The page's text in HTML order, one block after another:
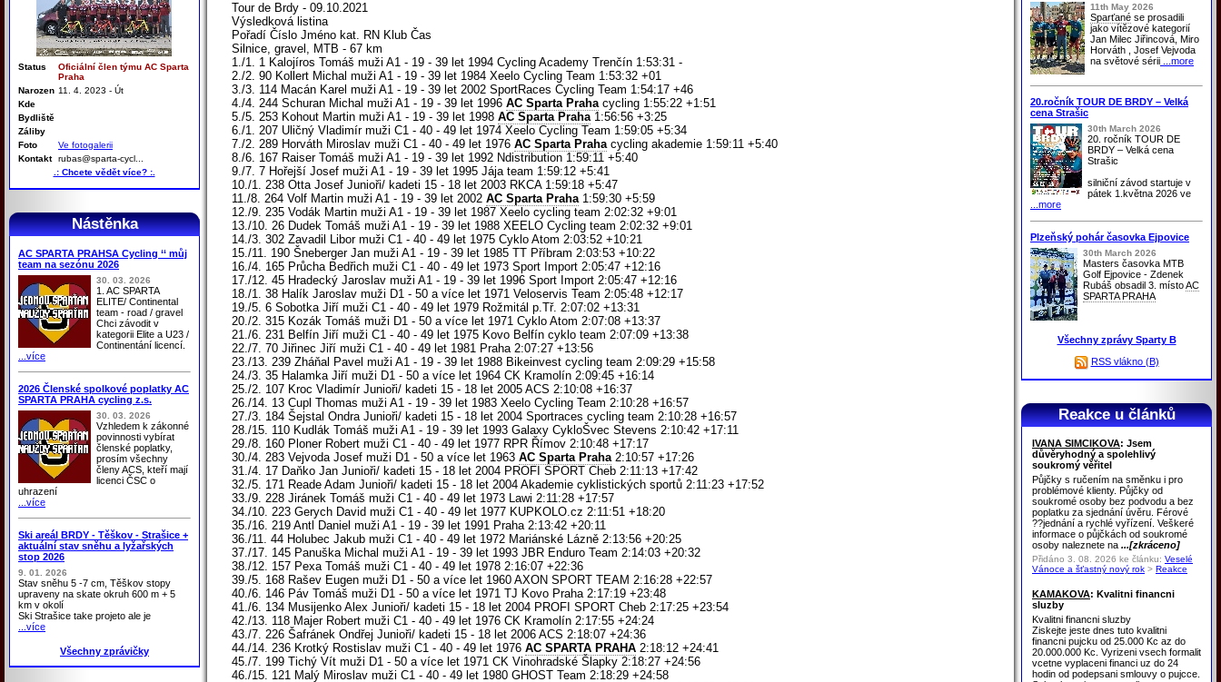
Status
Oficiální člen týmu AC Sparta
Praha
Narozen 11. 4. 2023 - Út
Kde
Bydliště
Záliby
Foto
Ve fotogalerii
Kontakt rubas@sparta-cycl...
.: Chcete vědět více? :.
Nástěnka
AC SPARTA PRAHSA Cycling ‘‘ můj
team na sezónu 2026
30. 03. 2026
1. AC SPARTA
ELITE/ Continental
team - road / gravel
Chci závodit v
kategorii Elite a U23 /
Continentání licencí.
...více
2026 Členské spolkové poplatky AC
SPARTA PRAHA cycling z.s.
30. 03. 2026
Vzhledem k zákonné
povinnosti vybírat
členské poplatky,
prosím všechny
členy ACS, kteří mají
licenci ČSC o
uhrazení
...více
Ski areál BRDY - Těškov - Strašice +
aktuální stav sněhu a lyžařských
stop 2026
9. 01. 2026
Stav sněhu 5 -7 cm, Těškov stopy
upraveny na skate okruh 600 m + 5
km v okolí
Ski Strašice take projeto ale je
...více
Všechny zprávičky
Tour de Brdy - 09.10.2021
Výsledková listina
Pořadí Číslo Jméno kat. RN Klub Čas
Silnice, gravel, MTB - 67 km
1./1. 1 Kalojíros Tomáš muži A1 - 19 - 39 let 1994 Cycling Academy Trenčín 1:53:31 -
2./2. 90 Kollert Michal muži A1 - 19 - 39 let 1984 Xeelo Cycling Team 1:53:32 +01
3./3. 114 Macán Karel muži A1 - 19 - 39 let 2002 SportRaces Cycling Team 1:54:17 +46
4./4. 244 Schuran Michal muži A1 - 19 - 39 let 1996 AC Sparta Prahacycling 1:55:22 +1:51
5./5. 253 Kohout Martin muži A1 - 19 - 39 let 1998 AC Sparta Praha1:56:56 +3:25
6./1. 207 Uličný Vladimír muži C1 - 40 - 49 let 1974 Xeelo Cycling Team 1:59:05 +5:34
7./2. 289 Horváth Miroslav muži C1 - 40 - 49 let 1976 AC Sparta Prahacycling akademie 1:59:11 +5:40
8./6. 167 Raiser Tomáš muži A1 - 19 - 39 let 1992 Ndistribution 1:59:11 +5:40
9./7. 7 Hořejší Josef muži A1 - 19 - 39 let 1995 Jája team 1:59:12 +5:41
10./1. 238 Otta Josef Junioři/ kadeti 15 - 18 let 2003 RKCA 1:59:18 +5:47
11./8. 264 Volf Martin muži A1 - 19 - 39 let 2002 AC Sparta Praha1:59:30 +5:59
12./9. 235 Vodák Martin muži A1 - 19 - 39 let 1987 Xeelo cycling team 2:02:32 +9:01
13./10. 26 Dudek Tomáš muži A1 - 19 - 39 let 1988 XEELO Cycling team 2:02:32 +9:01
14./3. 302 Zavadil Libor muži C1 - 40 - 49 let 1975 Cyklo Atom 2:03:52 +10:21
15./11. 190 Šneberger Jan muži A1 - 19 - 39 let 1985 TT Příbram 2:03:53 +10:22
16./4. 165 Průcha Bedřich muži C1 - 40 - 49 let 1973 Sport Import 2:05:47 +12:16
17./12. 45 Hradecký Jaroslav muži A1 - 19 - 39 let 1996 Sport Import 2:05:47 +12:16
18./1. 38 Halík Jaroslav muži D1 - 50 a více let 1971 Veloservis Team 2:05:48 +12:17
19./5. 6 Sobotka Jiří muži C1 - 40 - 49 let 1979 Rožmitál p.Tř. 2:07:02 +13:31
20./2. 315 Kozák Tomáš muži D1 - 50 a více let 1971 Cyklo Atom 2:07:08 +13:37
21./6. 231 Belfín Jiří muži C1 - 40 - 49 let 1975 Kovo Belfín cyklo team 2:07:09 +13:38
22./7. 70 Jiřinec Jiří muži C1 - 40 - 49 let 1981 Praha 2:07:27 +13:56
23./13. 239 Zháňal Pavel muži A1 - 19 - 39 let 1988 Bikeinvest cycling team 2:09:29 +15:58
24./3. 35 Halamka Jiří muži D1 - 50 a více let 1964 CK Kramolín 2:09:45 +16:14
25./2. 107 Kroc Vladimír Junioři/ kadeti 15 - 18 let 2005 ACS 2:10:08 +16:37
26./14. 13 Cupl Thomas muži A1 - 19 - 39 let 1983 Xeelo Cycling Team 2:10:28 +16:57
27./3. 184 Šejstal Ondra Junioři/ kadeti 15 - 18 let 2004 Sportraces cycling team 2:10:28 +16:57
28./15. 110 Kudlák Tomáš muži A1 - 19 - 39 let 1993 Galaxy CykloŠvec Stevens 2:10:42 +17:11
29./8. 160 Ploner Robert muži C1 - 40 - 49 let 1977 RPR Římov 2:10:48 +17:17
30./4. 283 Vejvoda Josef muži D1 - 50 a více let 1963 AC Sparta Praha2:10:57 +17:26
31./4. 17 Daňko Jan Junioři/ kadeti 15 - 18 let 2004 PROFI SPORT Cheb 2:11:13 +17:42
32./5. 171 Reade Adam Junioři/ kadeti 15 - 18 let 2004 Akademie cyklistických sportů 2:11:23 +17:52
33./9. 228 Jiránek Tomáš muži C1 - 40 - 49 let 1973 Lawi 2:11:28 +17:57
34./10. 223 Gerych David muži C1 - 40 - 49 let 1977 KUPKOLO.cz 2:11:51 +18:20
35./16. 219 Antl Daniel muži A1 - 19 - 39 let 1991 Praha 2:13:42 +20:11
36./11. 44 Holubec Jakub muži C1 - 40 - 49 let 1972 Mariánské Lázně 2:13:56 +20:25
37./17. 145 Panuška Michal muži A1 - 19 - 39 let 1993 JBR Enduro Team 2:14:03 +20:32
38./12. 157 Pexa Tomáš muži C1 - 40 - 49 let 1978 2:16:07 +22:36
39./5. 168 Rašev Eugen muži D1 - 50 a více let 1960 AXON SPORT TEAM 2:16:28 +22:57
40./6. 146 Páv Tomáš muži D1 - 50 a více let 1971 TJ Kovo Praha 2:17:19 +23:48
41./6. 134 Musijenko Alex Junioři/ kadeti 15 - 18 let 2004 PROFI SPORT Cheb 2:17:25 +23:54
42./13. 118 Majer Robert muži C1 - 40 - 49 let 1976 CK Kramolín 2:17:55 +24:24
43./7. 226 Šafránek Ondřej Junioři/ kadeti 15 - 18 let 2006 ACS 2:18:07 +24:36
44./14. 236 Krotký Rostislav muži C1 - 40 - 49 let 1976 AC SPARTA PRAHA 2:18:12 +24:41
45./7. 199 Tichý Vít muži D1 - 50 a více let 1971 CK Vinohradské Šlapky 2:18:27 +24:56
46./15. 121 Malý Miroslav muži C1 - 40 - 49 let 1980 GHOST Team 2:18:29 +24:58
11th May 2026
Sparťané se prosadili
jako vítězové kategorií
Jan Milec Jiřincová, Miro
Horváth , Josef Vejvoda
na světové sérii ...more
20.ročník TOUR DE BRDY – Velká
cena Strašic
30th March 2026
20. ročník TOUR DE
BRDY – Velká cena
Strašic
silniční závod startuje v
pátek 1.května 2026 ve
...more
Plzeňský pohár časovka Ejpovice
30th March 2026
Masters časovka MTB
Golf Ejpovice - Zdenek
Rubáš obsadil 3. místoAC
SPARTA PRAHA
Všechny zprávy Sparty B
RSS vlákno (B)
Reakce u článků
IVANA SIMCIKOVA: Jsem
důvěryhodný a spolehlivý
soukromý věřitel
Půjčky s ručením na směnku i pro
problémové klienty. Půjčky od
soukromé osoby bez podvodu a bez
poplatku za sjednání úvěru. Férové
??jednání a rychlé vyřízení. Veškeré
informace o půjčkách od soukromé
osoby naleznete na ...[zkráceno]
Přidáno 3. 08. 2026 ke článku: Veselé
Vánoce a šťastný nový rok > Reakce
KAMAKOVA: Kvalitni financni
sluzby
Kvalitni financni sluzby
Ziskejte jeste dnes tuto kvalitni
financni pujcku od 25.000 Kc az do
20.000.000 Kc. Vyrizeni vsech formalit
vcetne vyplaceni financi uz do 24
hodin od podepsani smlouvy o pujcce.